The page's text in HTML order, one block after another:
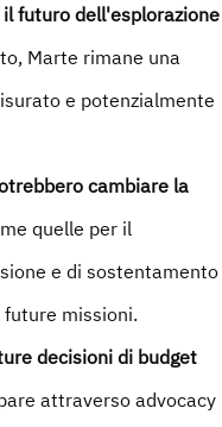
futuro dell'esplorazione
Marte rimane una
e potenzialmente
cambiare la
quelle per il
e di sostentamento
missioni.
decisioni di budget
attraverso advocacy